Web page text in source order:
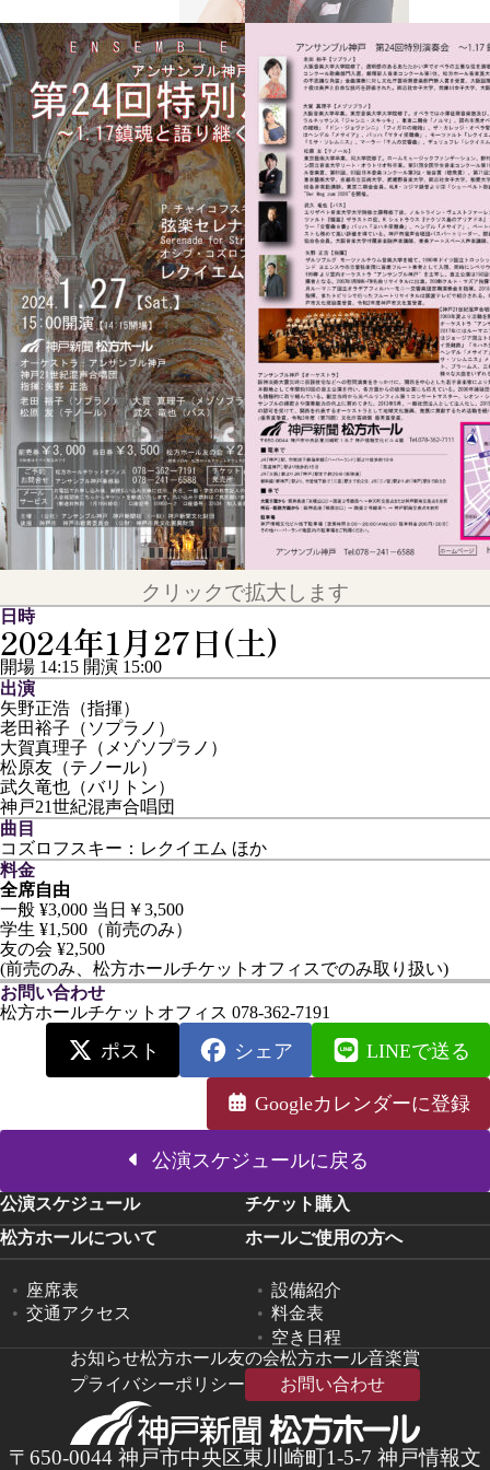
クリックで拡大します
日時
2024年1月27日(土)
開場 14:15 開演 15:00
出演
矢野正浩（指揮）
老田裕子（ソプラノ）
大賀真理子（メゾソプラノ）
松原友（テノール）
武久竜也（バリトン）
神戸21世紀混声合唱団
曲目
コズロフスキー：レクイエム ほか
料金
全席自由
一般 ¥3,000 当日￥3,500
学生 ¥1,500（前売のみ）
友の会 ¥2,500
(前売のみ、松方ホールチケットオフィスでのみ取り扱い)
お問い合わせ
松方ホールチケットオフィス 078-362-7191
ポスト シェア LINEで送る
Googleカレンダーに登録
公演スケジュールに戻る
〒650-0044 神戸市中央区東川崎町1-5-7 神戸情報文
公演スケジュール
チケット購入
松方ホールについて
座席表
交通アクセス
ホールご使用の方へ
設備紹介
料金表
空き日程
お知らせ松方ホール友の会松方ホール音楽賞
プライバシーポリシー
お問い合わせ